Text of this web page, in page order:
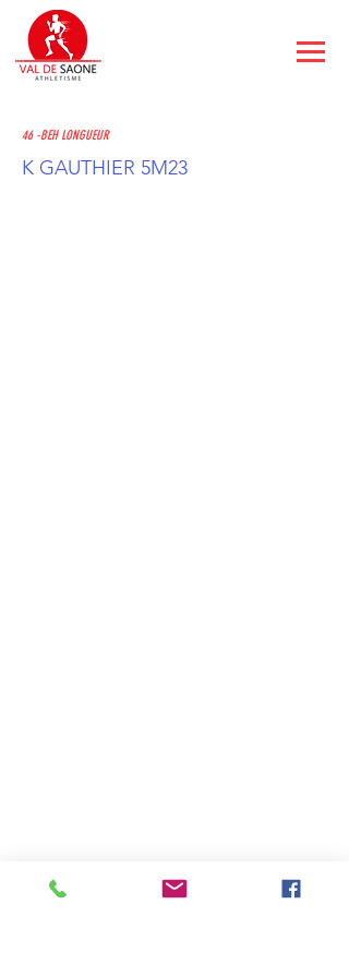
46 -BEH LONGUEUR
K GAUTHIER 5M23